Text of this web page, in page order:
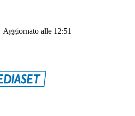
Aggiornato alle 12:51